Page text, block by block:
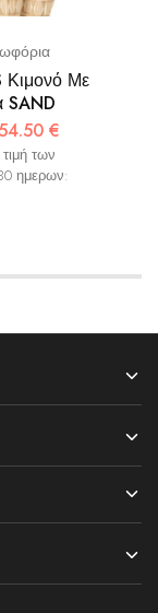
Κιμονό Με
SAND
54.50 €
των
ημερων: